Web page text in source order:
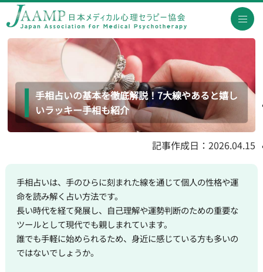
手相占いの基本を徹底解説！7大線やあると嬉し
いラッキー手相も紹介
記事作成日：2026.04.15
手相占いは、手のひらに刻まれた線を通じて個人の性格や運
命を読み解く占い方法です。
長い時代を経て発展し、自己理解や運勢判断のための重要な
ツールとして現代でも親しまれています。
誰でも手軽に始められるため、身近に感じている方も多いの
ではないでしょうか。